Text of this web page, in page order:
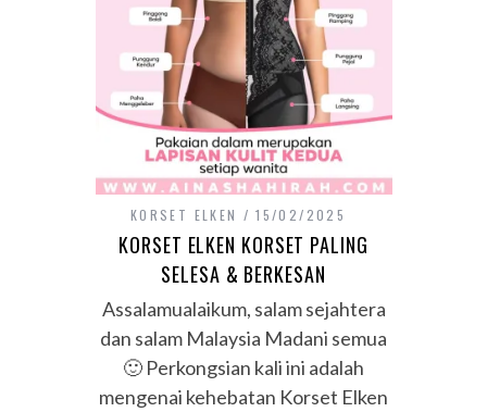
KORSET ELKEN 15/02/2025
KORSET ELKEN KORSET PALING
SELESA & BERKESAN
Assalamualaikum, salam sejahtera
dan salam Malaysia Madani semua
🙂 Perkongsian kali ini adalah
mengenai kehebatan Korset Elken